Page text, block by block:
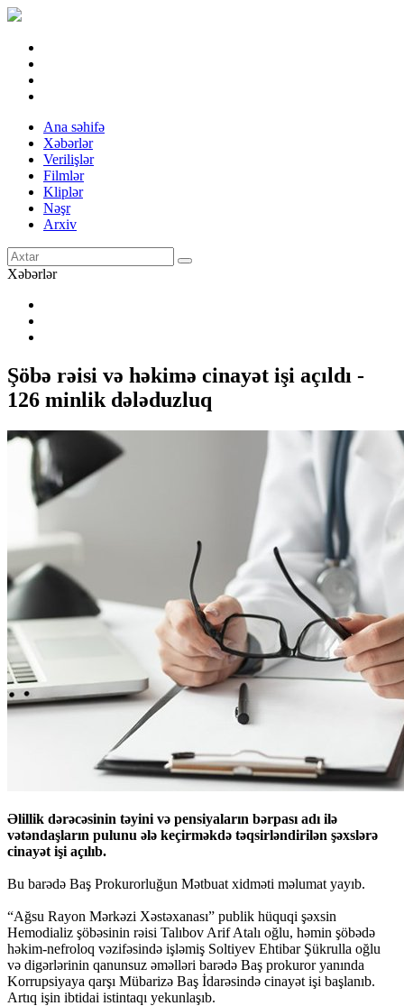
Ana səhifə
Xəbərlər
Verilişlər
Filmlər
Kliplər
Nəşr
Arxiv
Xəbərlər
Şöbə rəisi və həkimə cinayət işi açıldı -
126 minlik dələduzluq
Əlillik dərəcəsinin təyini və pensiyaların bərpası adı ilə
vətəndaşların pulunu ələ keçirməkdə təqsirləndirilən şəxslərə
cinayət işi açılıb.
Bu barədə Baş Prokurorluğun Mətbuat xidməti məlumat yayıb.
“Ağsu Rayon Mərkəzi Xəstəxanası” publik hüquqi şəxsin
Hemodializ şöbəsinin rəisi Talıbov Arif Atalı oğlu, həmin şöbədə
həkim-nefroloq vəzifəsində işləmiş Soltiyev Ehtibar Şükrulla oğlu
və digərlərinin qanunsuz əməlləri barədə Baş prokuror yanında
Korrupsiyaya qarşı Mübarizə Baş İdarəsində cinayət işi başlanıb.
Artıq işin ibtidai istintaqı yekunlaşıb.